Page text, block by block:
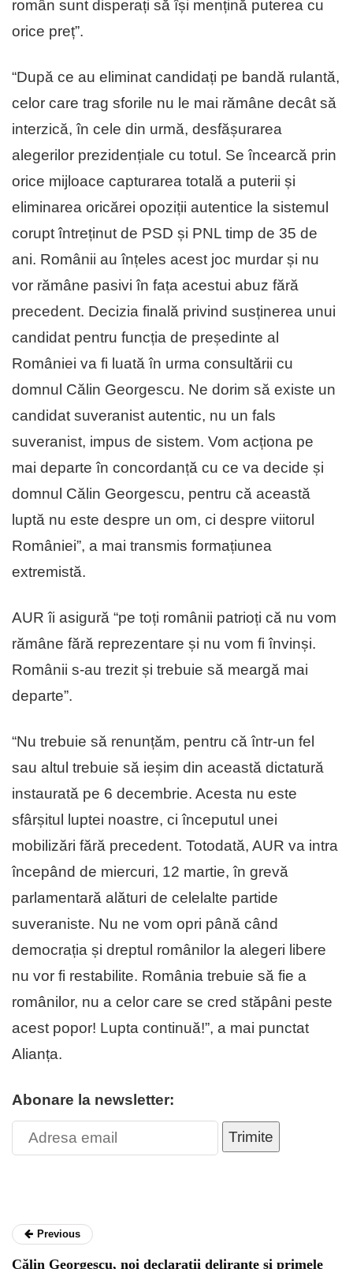
român sunt disperați să își mențină puterea cu
orice preț”.
“După ce au eliminat candidați pe bandă rulantă,
celor care trag sforile nu le mai rămâne decât să
interzică, în cele din urmă, desfășurarea
alegerilor prezidențiale cu totul. Se încearcă prin
orice mijloace capturarea totală a puterii și
eliminarea oricărei opoziții autentice la sistemul
corupt întreținut de PSD și PNL timp de 35 de
ani. Românii au înțeles acest joc murdar și nu
vor rămâne pasivi în fața acestui abuz fără
precedent. Decizia finală privind susținerea unui
candidat pentru funcția de președinte al
României va fi luată în urma consultării cu
domnul Călin Georgescu. Ne dorim să existe un
candidat suveranist autentic, nu un fals
suveranist, impus de sistem. Vom acționa pe
mai departe în concordanță cu ce va decide și
domnul Călin Georgescu, pentru că această
luptă nu este despre un om, ci despre viitorul
României”, a mai transmis formațiunea
extremistă.
AUR îi asigură “pe toți românii patrioți că nu vom
rămâne fără reprezentare și nu vom fi învinși.
Românii s-au trezit și trebuie să meargă mai
departe”.
“Nu trebuie să renunțăm, pentru că într-un fel
sau altul trebuie să ieșim din această dictatură
instaurată pe 6 decembrie. Acesta nu este
sfârșitul luptei noastre, ci începutul unei
mobilizări fără precedent. Totodată, AUR va intra
începând de miercuri, 12 martie, în grevă
parlamentară alături de celelalte partide
suveraniste. Nu ne vom opri până când
democrația și dreptul românilor la alegeri libere
nu vor fi restabilite. România trebuie să fie a
românilor, nu a celor care se cred stăpâni peste
acest popor! Lupta continuă!”, a mai punctat
Alianța.
Abonare la newsletter:
Trimite
Previous
Călin Georgescu, noi declarații delirante și primele